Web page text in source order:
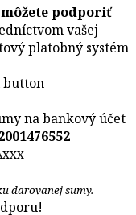
podporiť
vašej
platobný systém
na bankový účet
darovanej sumy.